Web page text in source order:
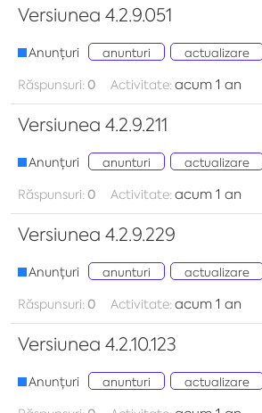
Versiunea 4.2.9.051
Anunțuri anunturi actualizare
Răspunsuri:0 Activitate:acum 1 an
Versiunea 4.2.9.211
Anunțuri anunturi actualizare
Răspunsuri:0 Activitate:acum 1 an
Versiunea 4.2.9.229
Anunțuri anunturi actualizare
Răspunsuri:0 Activitate:acum 1 an
Versiunea 4.2.10.123
Anunțuri anunturi actualizare